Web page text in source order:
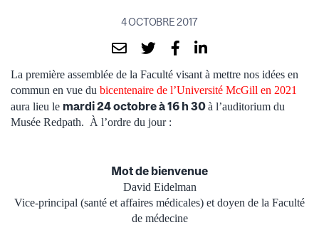
4 OCTOBRE 2017
La première assemblée de la Faculté visant à mettre nos idées en
commun en vue du bicentenaire de l’Université McGill en 2021
aura lieu le mardi 24 octobre à 16 h 30à l’auditorium du
Musée Redpath. À l’ordre du jour :
Mot de bienvenue
David Eidelman
Vice-principal (santé et affaires médicales) et doyen de la Faculté
de médecine